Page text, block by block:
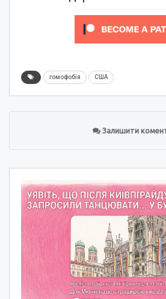
гомофобія США
Залишити